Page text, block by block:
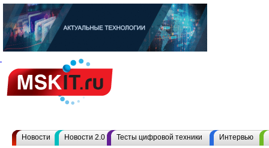
Новости Новости 2.0 Тесты цифровой техники Интервью